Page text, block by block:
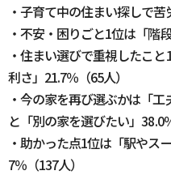
・子育て中の住まい探しで苦
・不安・困りごと1位は「階
・住まい選びで重視したこ
利さ」21.7％（65人）
・今の家を再び選ぶかは「工
と「別の家を選びたい」
・助かった点1位は「駅やス
7％（137人）